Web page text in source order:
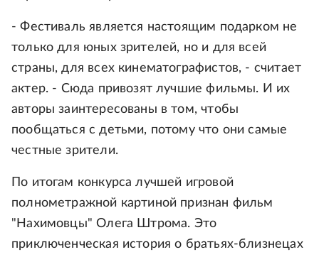
- Фестиваль является настоящим подарком не
только для юных зрителей, но и для всей
страны, для всех кинематографистов, - считает
актер. - Сюда привозят лучшие фильмы. И их
авторы заинтересованы в том, чтобы
пообщаться с детьми, потому что они самые
честные зрители.
По итогам конкурса лучшей игровой
полнометражной картиной признан фильм
"Нахимовцы" Олега Штрома. Это
приключенческая история о братьях-близнецах